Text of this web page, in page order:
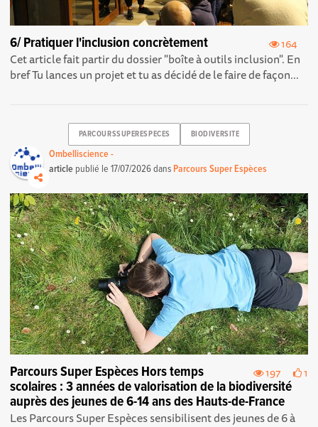
164
6/ Pratiquer l'inclusion concrètement
Cet article fait partir du dossier "boîte à outils inclusion". En
bref Tu lances un projet et tu as décidé de le faire de façon...
PARCOURSSUPERESPECES BIODIVERSITE
Ombelliscience -
article publié le17/07/2026dans Parcours Super Espèces
197 1
Parcours Super Espèces Hors temps
scolaires : 3 années de valorisation de la biodiversité
auprès des jeunes de 6-14 ans des Hauts-de-France
Les Parcours Super Espèces sensibilisent des jeunes de 6 à